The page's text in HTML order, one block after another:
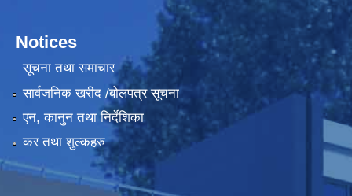
Notices
सूचना तथा समाचार
सार्वजनिक खरीद /बोलपत्र सूचना
एन, कानुन तथा निर्देशिका
कर तथा शुल्कहरु